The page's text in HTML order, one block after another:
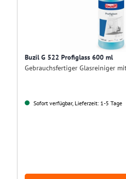
Buzil G 522 Profiglass 600 ml
Gebrauchsfertiger Glasreiniger
Sofort verfügbar, Lieferzeit: 1-5 Tage